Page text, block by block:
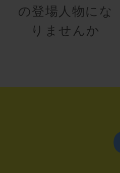
の登場人物にな
りませんか